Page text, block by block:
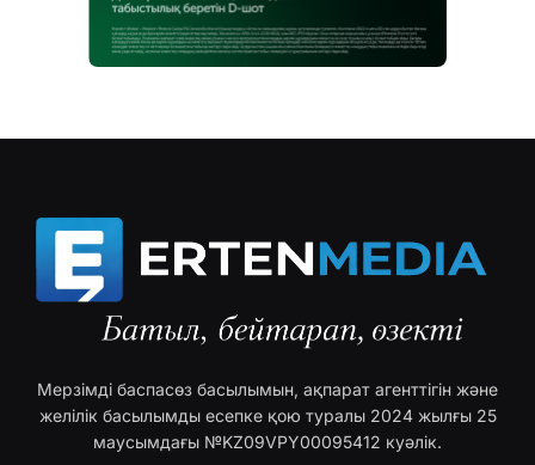
Мерзімді баспасөз басылымын, ақпарат агенттігін және
желілік басылымды есепке қою туралы 2024 жылғы 25
маусымдағы №KZ09VPY00095412 куәлік.